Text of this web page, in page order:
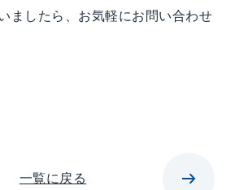
ましたら、お気軽にお問い合わせ
一覧に戻る